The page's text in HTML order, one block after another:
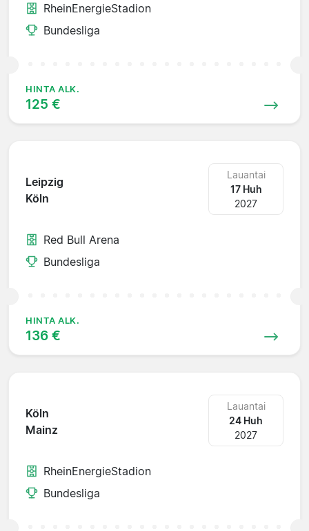
RheinEnergieStadion
Bundesliga
HINTA ALK.
125 €
Leipzig
Köln
Lauantai
17 Huh
2027
Red Bull Arena
Bundesliga
HINTA ALK.
136 €
Köln
Mainz
Lauantai
24 Huh
2027
RheinEnergieStadion
Bundesliga